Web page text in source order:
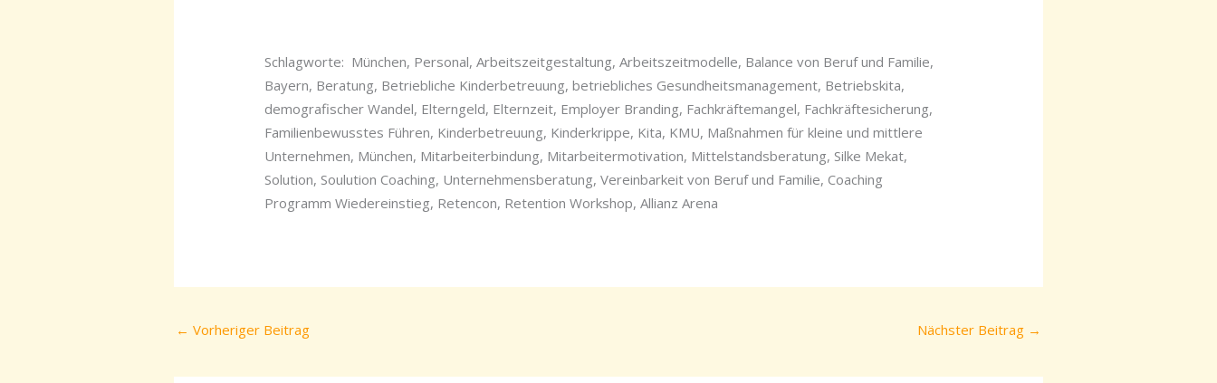
Schlagworte: München, Personal, Arbeitszeitgestaltung, Arbeitszeitmodelle, Balance von Beruf und Familie,
Bayern, Beratung, Betriebliche Kinderbetreuung, betriebliches Gesundheitsmanagement, Betriebskita,
demografischer Wandel, Elterngeld, Elternzeit, Employer Branding, Fachkräftemangel, Fachkräftesicherung,
Familienbewusstes Führen, Kinderbetreuung, Kinderkrippe, Kita, KMU, Maßnahmen für kleine und mittlere
Unternehmen, München, Mitarbeiterbindung, Mitarbeitermotivation, Mittelstandsberatung, Silke Mekat,
Solution, Soulution Coaching, Unternehmensberatung, Vereinbarkeit von Beruf und Familie, Coaching
Programm Wiedereinstieg, Retencon, Retention Workshop, Allianz Arena
← Vorheriger Beitrag Nächster Beitrag →